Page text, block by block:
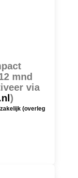
mnd
via
)
(overleg